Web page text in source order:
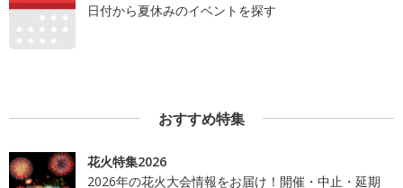
日付から夏休みのイベントを探す
おすすめ特集
花火特集2026
2026年の花火大会情報をお届け！開催・中止・延期